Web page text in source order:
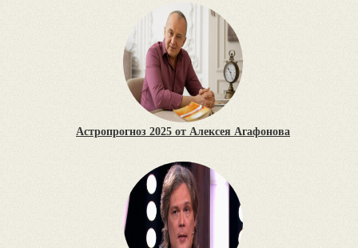
Астропрогноз 2025 от Алексея Агафонова